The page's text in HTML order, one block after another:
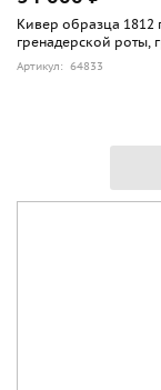
Кивер образца 1812
гренадерской роты,
Артикул: 64833